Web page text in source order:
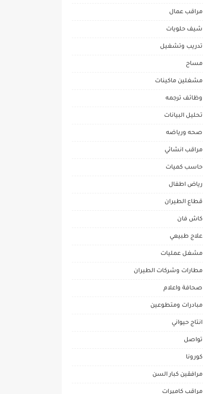
مراقب عمال
شيف حلويات
تدريب وتشغيل
مساح
مشغلين ماكينات
وظائف ترجمه
تحليل البيانات
صحه ورياضه
مراقب انشائي
حاسب كميات
رياض اطفال
قطاع الطيران
كاش فان
علاج طبيعي
مشغل عمليات
مطارات وشركات الطيران
صحافة واعلام
مبادرات ومتطوعين
انتاج حيواني
تواصل
كورونا
مرافقين كبار السن
مراقب كاميرات